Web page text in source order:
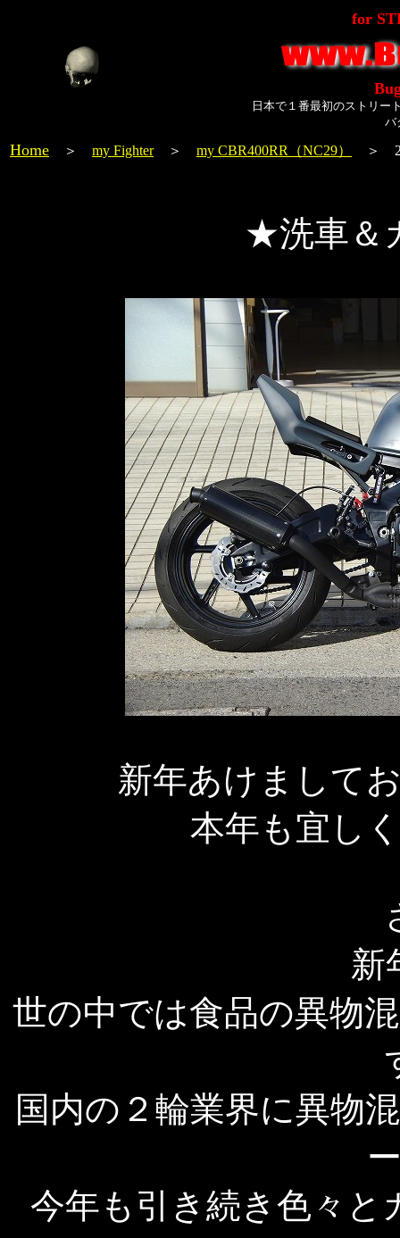
for
日本で１番最初のストリー
バ
Home ＞ my Fighter＞ my CBR400RR（NC29） ＞
★洗車＆
新年あけまして
本年も宜し
新
世の中では食品の異物
国内の２輪業界に異物
今年も引き続き色々